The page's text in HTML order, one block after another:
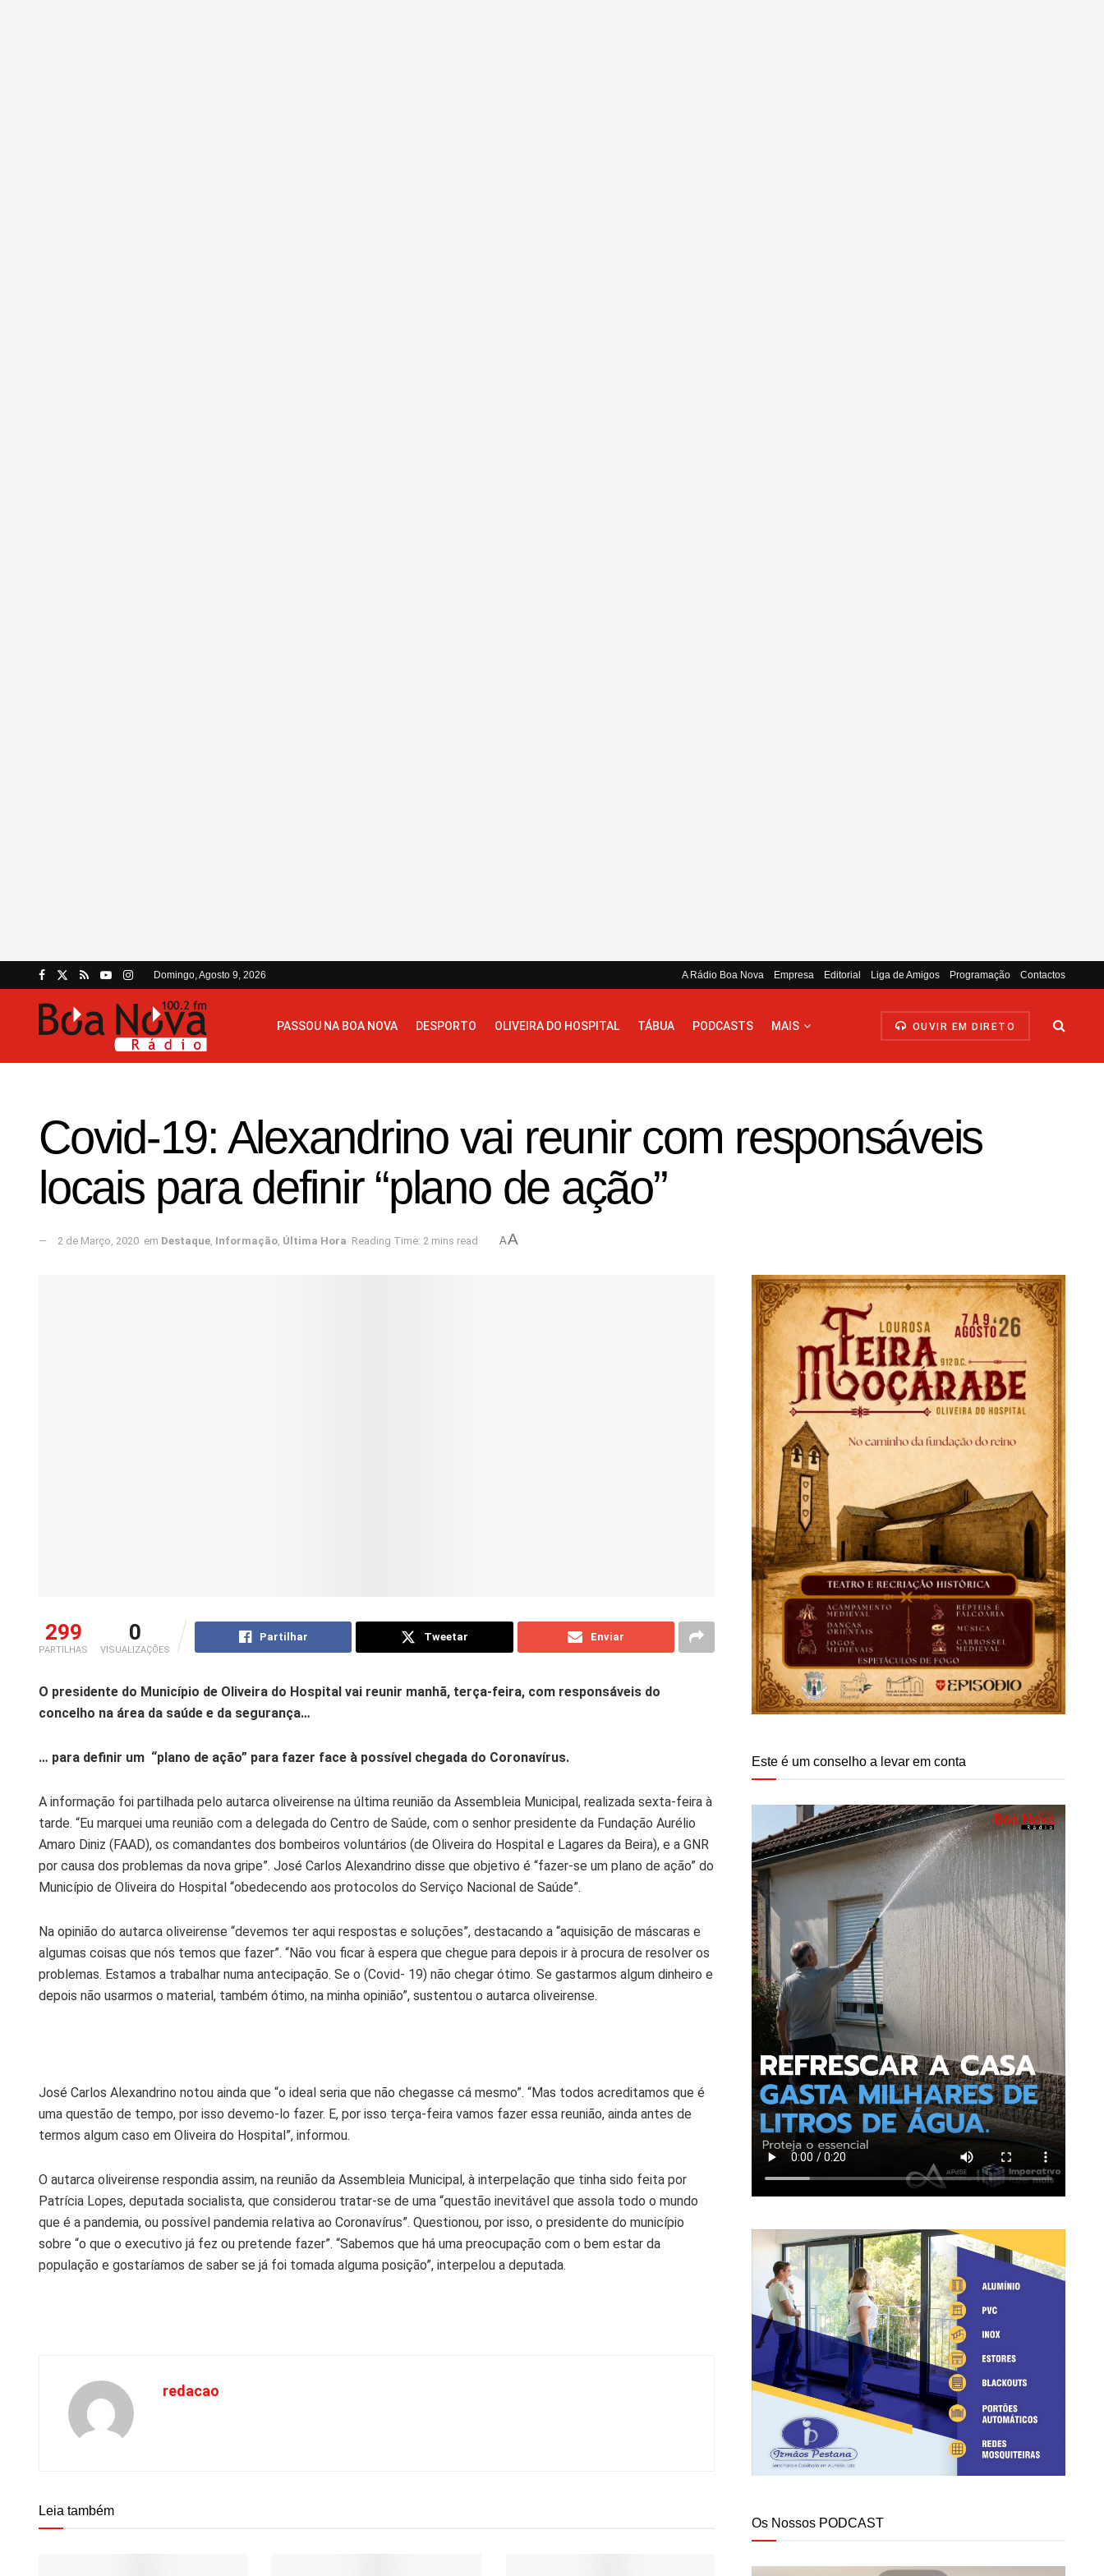
Domingo, Agosto 9, 2026 A Rádio Boa Nova Empresa Editorial Liga de Amigos Programação Contactos
PASSOU NA BOA NOVA DESPORTO OLIVEIRA DO HOSPITAL TÁBUA PODCASTS MAIS OUVIR EM DIRETO
Covid-19: Alexandrino vai reunir com responsáveis
locais para definir “plano de ação”
2 de Março, 2020 em Destaque, Informação, Última Hora Reading Time: 2 mins read AA
299
PARTILHAS
0
VISUALIZAÇÕES
Partilhar Tweetar Enviar
O presidente do Município de Oliveira do Hospital vai reunir manhã, terça-feira, com responsáveis do
concelho na área da saúde e da segurança…
… para definir um “plano de ação” para fazer face à possível chegada do Coronavírus.
A informação foi partilhada pelo autarca oliveirense na última reunião da Assembleia Municipal, realizada sexta-feira à
tarde. “Eu marquei uma reunião com a delegada do Centro de Saúde, com o senhor presidente da Fundação Aurélio
Amaro Diniz (FAAD), os comandantes dos bombeiros voluntários (de Oliveira do Hospital e Lagares da Beira), e a GNR
por causa dos problemas da nova gripe”. José Carlos Alexandrino disse que objetivo é “fazer-se um plano de ação” do
Município de Oliveira do Hospital “obedecendo aos protocolos do Serviço Nacional de Saúde”.
Na opinião do autarca oliveirense “devemos ter aqui respostas e soluções”, destacando a “aquisição de máscaras e
algumas coisas que nós temos que fazer”. “Não vou ficar à espera que chegue para depois ir à procura de resolver os
problemas. Estamos a trabalhar numa antecipação. Se o (Covid- 19) não chegar ótimo. Se gastarmos algum dinheiro e
depois não usarmos o material, também ótimo, na minha opinião”, sustentou o autarca oliveirense.
José Carlos Alexandrino notou ainda que “o ideal seria que não chegasse cá mesmo”. “Mas todos acreditamos que é
uma questão de tempo, por isso devemo-lo fazer. E, por isso terça-feira vamos fazer essa reunião, ainda antes de
termos algum caso em Oliveira do Hospital”, informou.
O autarca oliveirense respondia assim, na reunião da Assembleia Municipal, à interpelação que tinha sido feita por
Patrícia Lopes, deputada socialista, que considerou tratar-se de uma “questão inevitável que assola todo o mundo
que é a pandemia, ou possível pandemia relativa ao Coronavírus”. Questionou, por isso, o presidente do município
sobre “o que o executivo já fez ou pretende fazer”. “Sabemos que há uma preocupação com o bem estar da
população e gostaríamos de saber se já foi tomada alguma posição”, interpelou a deputada.
redacao
Leia também
Este é um conselho a levar em conta
Os Nossos PODCAST